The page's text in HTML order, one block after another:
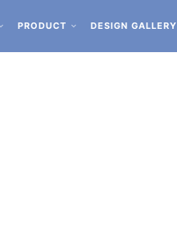
PRODUCT DESIGN GALLERY